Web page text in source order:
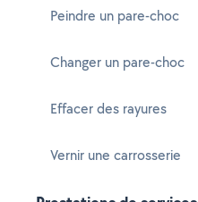
Peindre un pare-choc
Changer un pare-choc
Effacer des rayures
Vernir une carrosserie